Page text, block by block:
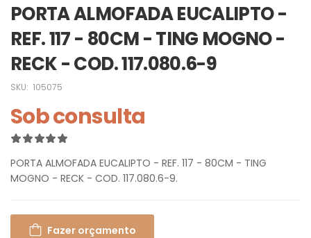
PORTA ALMOFADA EUCALIPTO -
REF. 117 - 80CM - TING MOGNO -
RECK - COD. 117.080.6-9
SKU: 105075
Sob consulta
PORTA ALMOFADA EUCALIPTO - REF. 117 - 80CM - TING
MOGNO - RECK - COD. 117.080.6-9.
Fazer orçamento